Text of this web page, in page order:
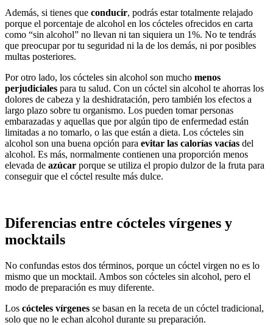
Además, si tienes que conducir, podrás estar totalmente relajado
porque el porcentaje de alcohol en los cócteles ofrecidos en carta
como “sin alcohol” no llevan ni tan siquiera un 1%. No te tendrás
que preocupar por tu seguridad ni la de los demás, ni por posibles
multas posteriores.
Por otro lado, los cócteles sin alcohol son mucho menos
perjudiciales para tu salud. Con un cóctel sin alcohol te ahorras los
dolores de cabeza y la deshidratación, pero también los efectos a
largo plazo sobre tu organismo. Los pueden tomar personas
embarazadas y aquellas que por algún tipo de enfermedad están
limitadas a no tomarlo, o las que están a dieta. Los cócteles sin
alcohol son una buena opción para evitar las calorías vacías del
alcohol. Es más, normalmente contienen una proporción menos
elevada de azúcar porque se utiliza el propio dulzor de la fruta para
conseguir que el cóctel resulte más dulce.
Diferencias entre cócteles vírgenes y
mocktails
No confundas estos dos términos, porque un cóctel virgen no es lo
mismo que un mocktail. Ambos son cócteles sin alcohol, pero el
modo de preparación es muy diferente.
Los cócteles vírgenes se basan en la receta de un cóctel tradicional,
solo que no le echan alcohol durante su preparación.